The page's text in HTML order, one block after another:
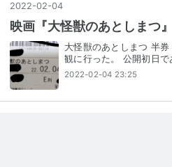
2022-02-04
映画『大怪獣のあとしまつ
大怪獣のあとしまつ 半
観に行った。 公開初日
2022-02-04 23:25